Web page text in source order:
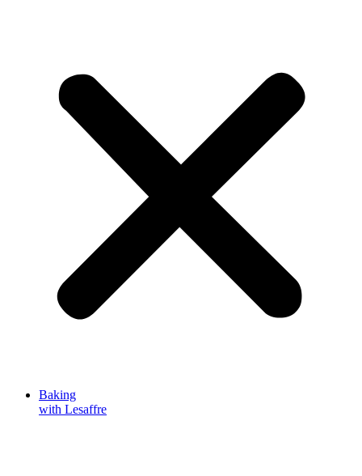
Baking
with Lesaffre